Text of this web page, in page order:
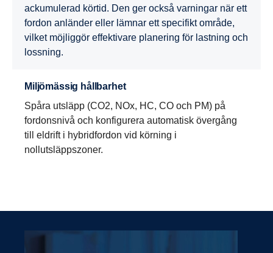
ackumulerad körtid. Den ger också varningar när ett
fordon anländer eller lämnar ett specifikt område,
vilket möjliggör effektivare planering för lastning och
lossning.
Miljömässig hållbarhet
Spåra utsläpp (CO2, NOx, HC, CO och PM) på
fordonsnivå och konfigurera automatisk övergång
till eldrift i hybridfordon vid körning i
nollutsläppszoner.